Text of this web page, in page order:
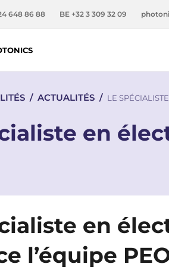
648 86 88 BE +32 3 309 32 09
/ ACTUALITÉS / LE
en
en
l’équipe